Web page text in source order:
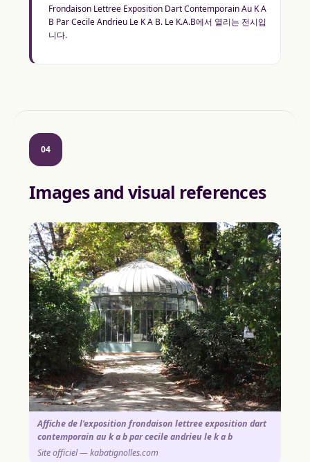
Frondaison Lettree Exposition Dart Contemporain Au K A
B Par Cecile Andrieu Le K A B. Le K.A.B에서 열리는 전시입
니다.
04
Images and visual references
Affiche de l'exposition frondaison lettree exposition dart
contemporain au k a b par cecile andrieu le k a b
Site officiel — kabatignolles.com